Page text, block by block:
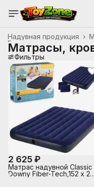
Надувная продукция ›
Главная
Матрасы,
Фильтры
2 625 ₽
Матрас надувной Classic
Downy Fiber-Tech,152 x